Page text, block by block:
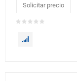
Solicitar precio